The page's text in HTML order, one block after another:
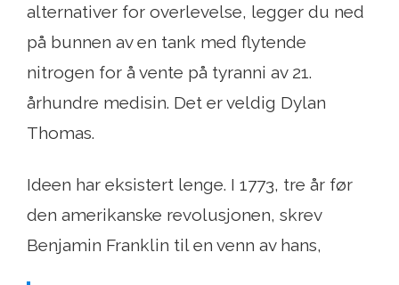
alternativer for overlevelse, legger du ned
på bunnen av en tank med flytende
nitrogen for å vente på tyranni av 21.
århundre medisin. Det er veldig Dylan
Thomas.
Ideen har eksistert lenge. I 1773, tre år før
den amerikanske revolusjonen, skrev
Benjamin Franklin til en venn av hans,